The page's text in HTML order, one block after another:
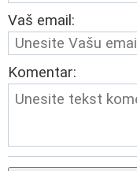
Vaš email:
Komentar: